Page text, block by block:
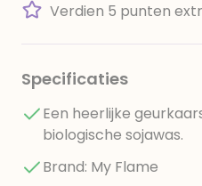
Verdien 5 punten
Specificaties
Een heerlijke
biologische sojawas.
Brand: My Flame